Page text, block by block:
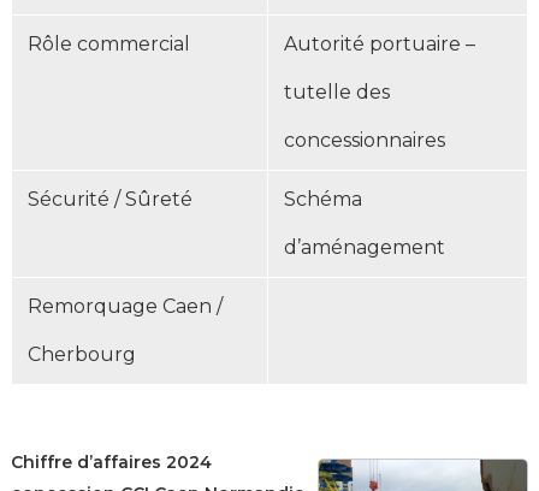
Rôle commercial Autorité portuaire –
tutelle des
concessionnaires
Sécurité / Sûreté Schéma
d’aménagement
Remorquage Caen /
Cherbourg
Chiffre d’affaires 2024